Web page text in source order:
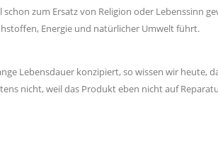
zum Ersatz von Religion oder Lebenssinn
Energie und natürlicher Umwelt führt.
Lebensdauer konzipiert, so wissen wir heute,
nicht, weil das Produkt eben nicht auf